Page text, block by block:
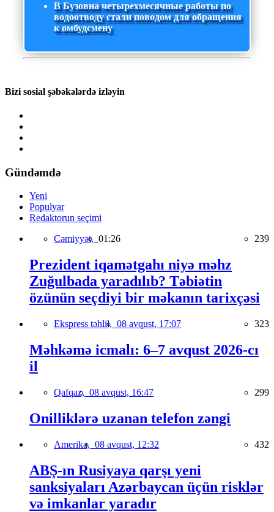
В Бузовна четырехмесячные работы по
водоотводу стали поводом для обращения
к омбудсмену
Bizi sosial şəbəkələrdə izləyin
Gündəmdə
Yeni
Populyar
Redaktorun seçimi
Cəmiyyət, 01:26 239
Prezident iqamətgahı niyə məhz
Zuğulbada yaradılıb? Təbiətin
özünün seçdiyi bir məkanın tarixçəsi
Ekspress təhlil, 08 avqust, 17:07 323
Məhkəmə icmalı: 6–7 avqust 2026-cı
il
Qafqaz, 08 avqust, 16:47 299
Onilliklərə uzanan telefon zəngi
Amerika, 08 avqust, 12:32 432
ABŞ-ın Rusiyaya qarşı yeni
sanksiyaları Azərbaycan üçün risklər
və imkanlar yaradır